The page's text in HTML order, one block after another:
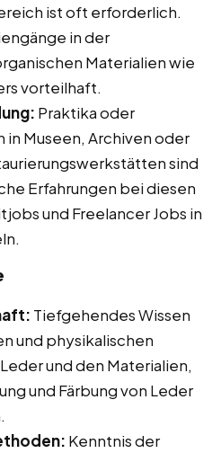
ist oft erforderlich.
in der
Materialien wie
vorteilhaft.
Praktika oder
in Museen, Archiven oder
sind
Erfahrungen bei diesen
und Freelancer Jobs in
Tiefgehendes Wissen
und physikalischen
und den Materialien,
und Färbung von Leder
Kenntnis der